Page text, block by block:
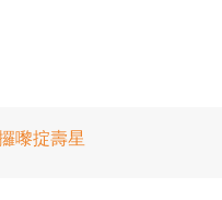
嚟掟壽星